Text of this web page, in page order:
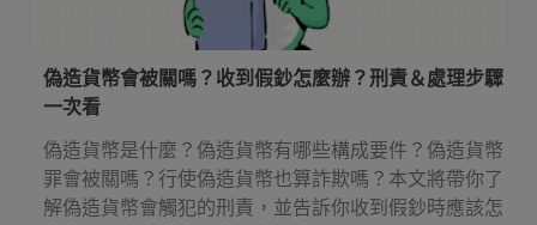
偽造貨幣會被關嗎？收到假鈔怎麼辦？刑責＆處理步驟
一次看
偽造貨幣是什麼？偽造貨幣有哪些構成要件？偽造貨幣
罪會被關嗎？行使偽造貨幣也算詐欺嗎？本文將帶你了
解偽造貨幣會觸犯的刑責，並告訴你收到假鈔時應該怎